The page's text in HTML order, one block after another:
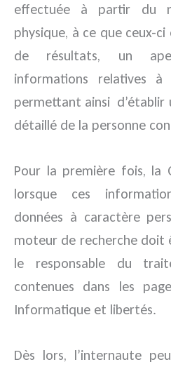
effectuée à partir du
physique, à ce que ceux-
de résultats, un
informations relatives
permettant ainsi d’établir
détaillé de la personne
Pour la première fois, la
lorsque ces
données à caractère
moteur de recherche doit
le responsable du
contenues dans les
Informatique et libertés.
Dès lors, l’internaute